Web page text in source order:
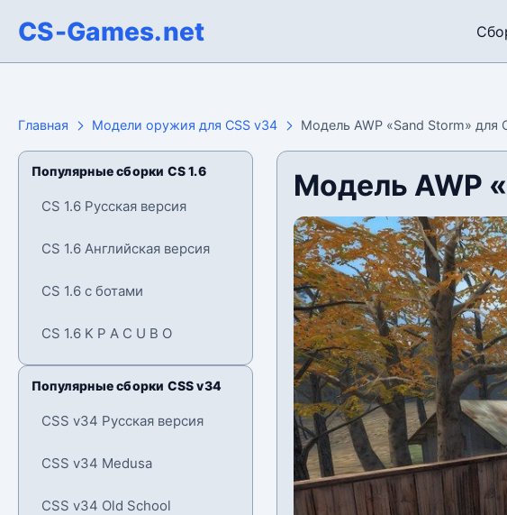
CS-Games.net
Главная Модели оружия для CSS v34 Модель AWP «Sand Storm» для
Популярные сборки CS 1.6
CS 1.6 Русская версия
CS 1.6 Английская версия
CS 1.6 с ботами
CS 1.6 K P A C U B O
Популярные сборки CSS v34
CSS v34 Русская версия
CSS v34 Medusa
CSS v34 Old School
Модель AWP